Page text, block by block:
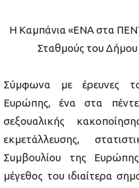
Η Καμπάνια «ΕΝΑ στα
Σταθμούς του
Σύμφωνα με έρευνες
Ευρώπης, ένα στα πέντε
σεξουαλικής
εκμετάλλευσης,
Συμβουλίου της
μέγεθος του ιδιαίτερα